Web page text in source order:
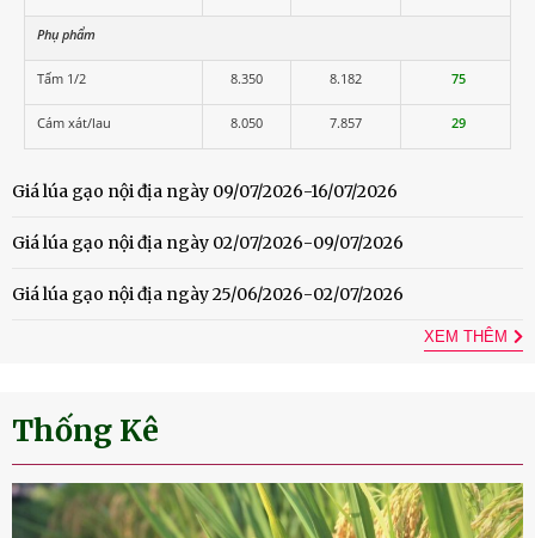
Phụ phẩm
Tấm 1/2 8.350 8.182 75
Cám xát/lau 8.050 7.857 29
Giá lúa gạo nội địa ngày 09/07/2026-16/07/2026
Giá lúa gạo nội địa ngày 02/07/2026-09/07/2026
Giá lúa gạo nội địa ngày 25/06/2026-02/07/2026
XEM THÊM
Thống Kê